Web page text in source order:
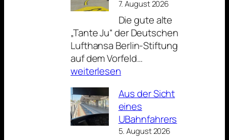
7. August 2026
Die gute alte
„Tante Ju“ der Deutschen
Lufthansa Berlin-Stiftung
auf dem Vorfeld…
Nürnberg
weiterlesen
Aus der Sicht
eines
UBahnfahrers
5. August 2026